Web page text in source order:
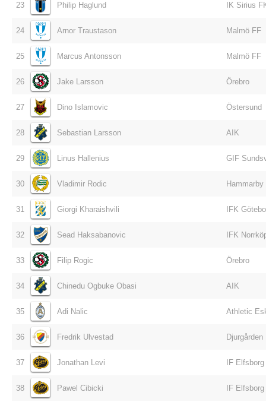
23 Philip Haglund IK Sirius
24 Arnor Traustason Malmö FF
25 Marcus Antonsson Malmö FF
26 Jake Larsson Örebro
27 Dino Islamovic Östersund
28 Sebastian Larsson AIK
29 Linus Hallenius GIF
30 Vladimir Rodic Hammarby
31 Giorgi Kharaishvili IFK
32 Sead Haksabanovic IFK
33 Filip Rogic Örebro
34 Chinedu Ogbuke Obasi AIK
35 Adi Nalic Athletic
36 Fredrik Ulvestad Djurgården
37 Jonathan Levi IF Elfsborg
38 Pawel Cibicki IF Elfsborg